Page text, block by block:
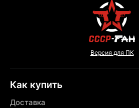
Версия для ПК
Как купить
Доставка